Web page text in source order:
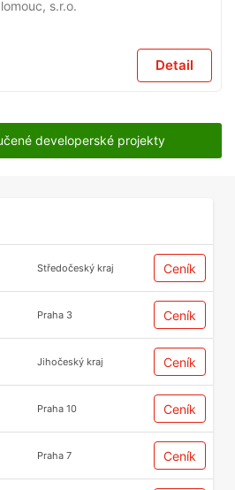
s.r.o.
Detail
developerské projekty
Středočeský kraj Ceník
Praha 3 Ceník
Jihočeský kraj Ceník
Praha 10 Ceník
Praha 7 Ceník